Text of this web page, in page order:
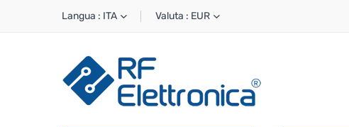
Langua : ITA Valuta : EUR